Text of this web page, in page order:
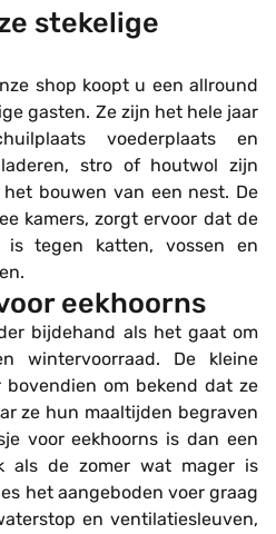
stekelige
shop koopt u een allround
gasten. Ze zijn het hele jaar
voederplaats en
stro of houtwol zijn
bouwen van een nest. De
kamers, zorgt ervoor dat de
is tegen katten, vossen en
eekhoorns
bijdehand als het gaat om
wintervoorraad. De kleine
bovendien om bekend dat ze
ze hun maaltijden begraven
voor eekhoorns is dan een
als de zomer wat mager is
het aangeboden voer graag
en ventilatiesleuven,